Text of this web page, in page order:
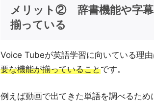
メリット② 辞書機能や字幕
揃っている
Voice Tubeが英語学習に向いている理由
要な機能が揃っていることです。
例えば動画で出てきた単語を調べるた